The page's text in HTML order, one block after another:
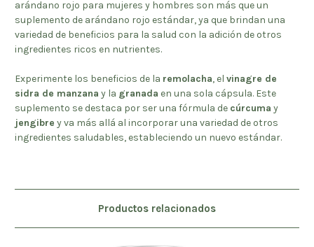
arándano rojo para mujeres y hombres son más que un
suplemento de arándano rojo estándar, ya que brindan una
variedad de beneficios para la salud con la adición de otros
ingredientes ricos en nutrientes.
Experimente los beneficios de la remolacha, el vinagre de
sidra de manzana y la granada en una sola cápsula. Este
suplemento se destaca por ser una fórmula de cúrcuma y
jengibre y va más allá al incorporar una variedad de otros
ingredientes saludables, estableciendo un nuevo estándar.
Productos relacionados